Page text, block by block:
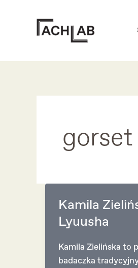
gorset
Kamila
Lyuusha
Kamila Zielińska to
badaczka